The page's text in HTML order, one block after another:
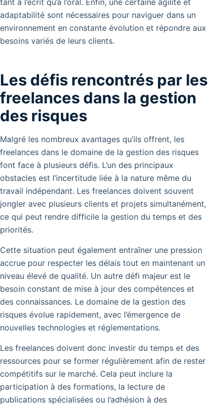
adaptabilité sont nécessaires pour naviguer dans un
environnement en constante évolution et répondre aux
besoins variés de leurs clients.
Les défis rencontrés par les
freelances dans la gestion
des risques
Malgré les nombreux avantages qu’ils offrent, les
freelances dans le domaine de la gestion des risques
font face à plusieurs défis. L’un des principaux
obstacles est l’incertitude liée à la nature même du
travail indépendant. Les freelances doivent souvent
jongler avec plusieurs clients et projets simultanément,
ce qui peut rendre difficile la gestion du temps et des
priorités.
Cette situation peut également entraîner une pression
accrue pour respecter les délais tout en maintenant un
niveau élevé de qualité. Un autre défi majeur est le
besoin constant de mise à jour des compétences et
des connaissances. Le domaine de la gestion des
risques évolue rapidement, avec l’émergence de
nouvelles technologies et réglementations.
Les freelances doivent donc investir du temps et des
ressources pour se former régulièrement afin de rester
compétitifs sur le marché. Cela peut inclure la
participation à des formations, la lecture de
publications spécialisées ou l’adhésion à des